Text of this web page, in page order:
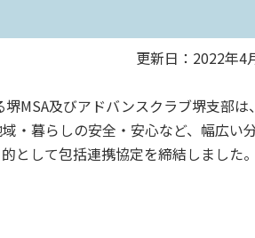
更新日：2022年4
MSA及びアドバンスクラブ堺支部は
・暮らしの安全・安心など、幅広い
として包括連携協定を締結しました